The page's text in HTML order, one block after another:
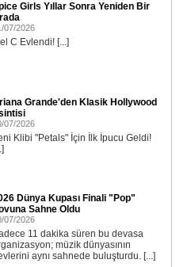
Girls Yıllar Sonra Yeniden Bir
07/2026
C Evlendi! [...]
Grande'den Klasik Hollywood
07/2026
Klibi "Petals" İçin İlk İpucu Geldi!
Dünya Kupası Finali "Pop"
Sahne Oldu
07/2026
11 dakika süren bu devasa
müzik dünyasının
aynı sahnede buluşturdu. [...]